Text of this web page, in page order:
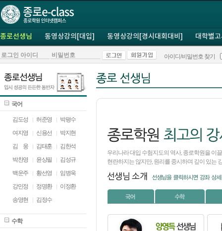
종로선생님 동영상강의[대입] 동영상강의[경시대회대비] 대학별
아이디/비밀번호 찾기
국어
김도성 허준영
박평수
여지영
신용선
박지현
김
웅 김태훈
김한석
박찬영
윤상필
김성규
백운주
황선영
임병욱
강민정
정명환
이정환
송영현
김정수
수학
우리나라 대입 수험지도의 역사, 종로학원을 이
현란하지는 않지만, 원리를 중시하며 깊이 있는